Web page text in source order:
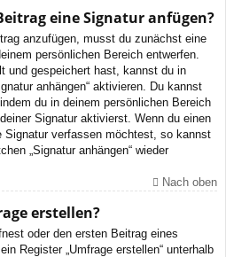
eine Signatur anfügen?
anzufügen, musst du zunächst eine
persönlichen Bereich entwerfen.
und gespeichert hast, kannst du in
anhängen“ aktivieren. Du kannst
du in deinem persönlichen Bereich
Signatur aktivierst. Wenn du einen
Signatur verfassen möchtest, so kannst
„Signatur anhängen“ wieder
Nach oben
erstellen?
oder den ersten Beitrag eines
Register „Umfrage erstellen“ unterhalb